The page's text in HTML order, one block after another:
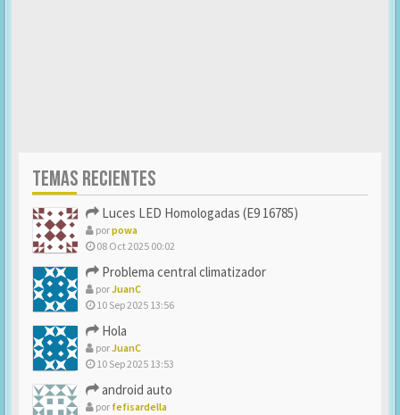
TEMAS RECIENTES
Luces LED Homologadas (E9 16785)
porpowa
08 Oct 2025 00:02
Problema central climatizador
porJuanC
10 Sep 2025 13:56
Hola
porJuanC
10 Sep 2025 13:53
android auto
por fefisardella